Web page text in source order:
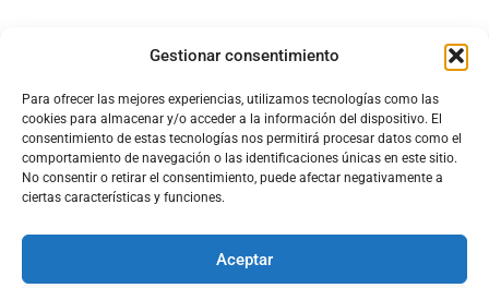
Gestionar consentimiento
Para ofrecer las mejores experiencias, utilizamos tecnologías como las
cookies para almacenar y/o acceder a la información del dispositivo. El
consentimiento de estas tecnologías nos permitirá procesar datos como el
comportamiento de navegación o las identificaciones únicas en este sitio.
No consentir o retirar el consentimiento, puede afectar negativamente a
ciertas características y funciones.
Aceptar